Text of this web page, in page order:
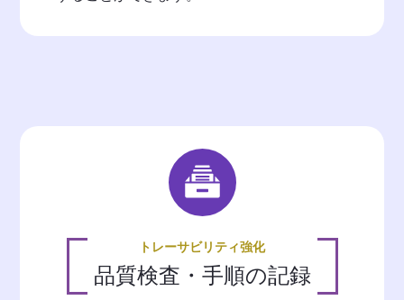
トレーサビリティ強化
品質検査・手順の記録